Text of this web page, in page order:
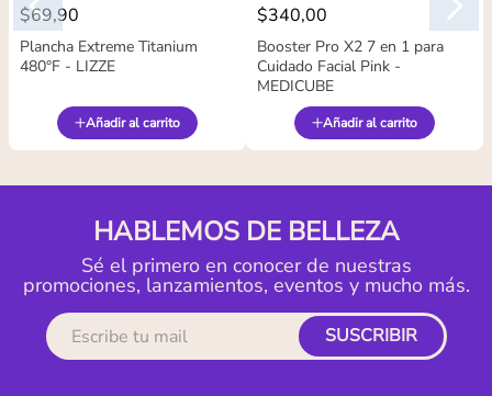
$69,90
Plancha Extreme Titanium
480°F - LIZZE
Añadir al carrito
$340,00
Booster Pro X2 7 en 1 para
Cuidado Facial Pink -
MEDICUBE
Añadir al carrito
HABLEMOS DE BELLEZA
Sé el primero en conocer de nuestras
promociones, lanzamientos, eventos y mucho más.
SUSCRIBIR